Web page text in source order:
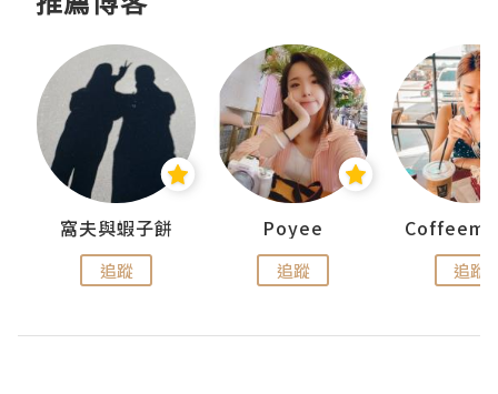
窩夫與蝦子餅
追蹤
Poyee
追蹤 追蹤